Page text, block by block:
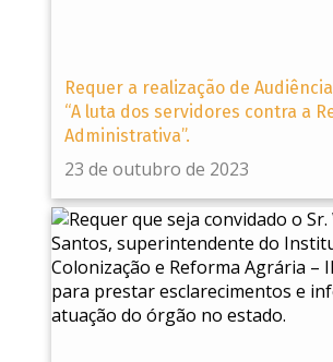
Requer a realização de
“A luta dos servidores contra a
Administrativa”.
23 de outubro de 2023